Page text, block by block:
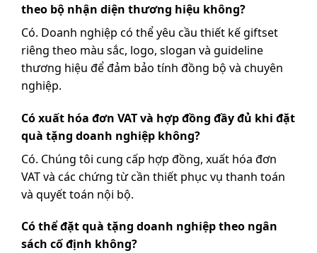
theo bộ nhận diện thương hiệu không?
Có. Doanh nghiệp có thể yêu cầu thiết kế giftset
riêng theo màu sắc, logo, slogan và guideline
thương hiệu để đảm bảo tính đồng bộ và chuyên
nghiệp.
Có xuất hóa đơn VAT và hợp đồng đầy đủ khi đặt
quà tặng doanh nghiệp không?
Có. Chúng tôi cung cấp hợp đồng, xuất hóa đơn
VAT và các chứng từ cần thiết phục vụ thanh toán
và quyết toán nội bộ.
Có thể đặt quà tặng doanh nghiệp theo ngân
sách cố định không?